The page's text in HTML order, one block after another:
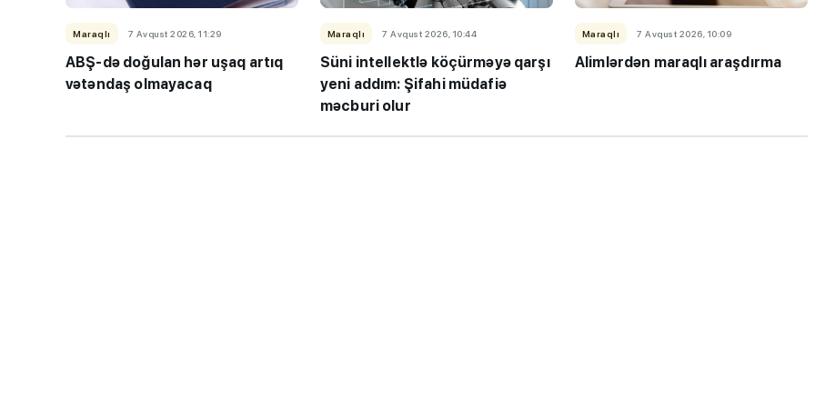
Maraqlı 7 Avqust 2026, 11:29
ABŞ-də doğulan hər uşaq artıq
vətəndaş olmayacaq
Maraqlı 7 Avqust 2026, 10:44
Süni intellektlə köçürməyə qarşı
yeni addım: Şifahi müdafiə
məcburi olur
Maraqlı 7 Avqust 2026, 10:09
Alimlərdən maraqlı araşdırma
“Həftənin təhsil icmalı”- MİQ,
"Həftənin təhsil icmalı": Qəbul